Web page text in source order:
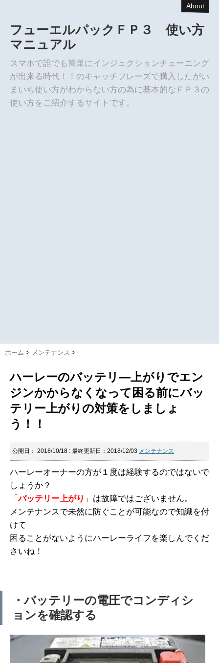
About
フューエルパックＦＰ３ 使い方
マニュアル
スマホで誰でも簡単にインジェクションチューニング
が出来る時代！！のキャッチフレーズで購入したがい
まいち使い方がわからない方の為に基本的なＦＰ３の
使い方をご紹介するサイトです。
ホーム > メンテナンス >
ハーレーのバッテリ―上がりでエン
ジンかからなくなって困る前にバッ
テリー上がりの対策をしましょ
う！！
公開日： 2018/10/18 : 最終更新日：2018/12/03 メンテナンス
ハーレーオーナーの方が１度は経験するのではないで
しょうか？
「バッテリー上がり 」は故障ではございません。
メンテナンスで未然に防ぐことが可能なので知識を付
けて
困ることがないようにハーレーライフを楽しんでくだ
さいね！
・バッテリーの電圧でコンディシ
ョンを確認する